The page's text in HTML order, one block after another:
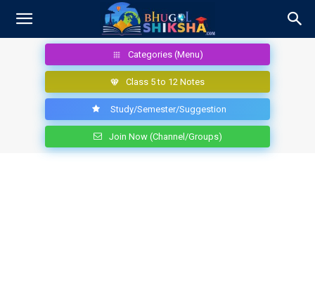
Categories (Menu)
Class 5 to 12 Notes
Study/Semester/Suggestion
Join Now (Channel/Groups)